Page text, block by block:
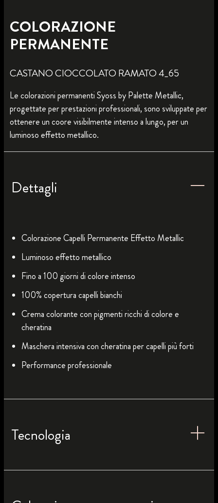
COLORAZIONE
PERMANENTE
CASTANO CIOCCOLATO RAMATO 4_65
Le colorazioni permanenti Syoss by Palette Metallic,
progettate per prestazioni professionali, sono sviluppate per
ottenere un coore visibilmente intenso a lungo, per un
luminoso effetto metallico.
Dettagli
Colorazione Capelli Permanente Effetto Metallic
Luminoso effetto metallico
Fino a 100 giorni di colore intenso
100% copertura capelli bianchi
Crema colorante con pigmenti ricchi di colore e
cheratina
Maschera intensiva con cheratina per capelli più forti
Performance professionale
Tecnologia